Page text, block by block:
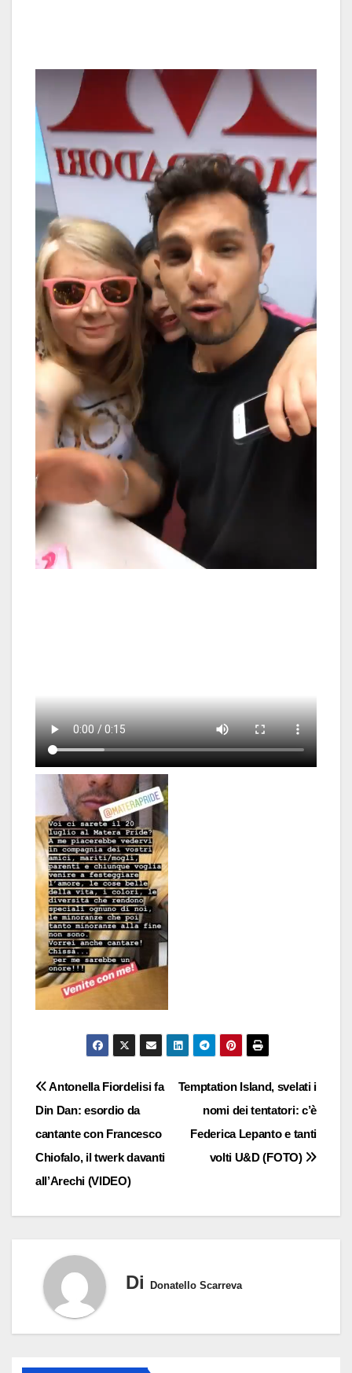
Navigazione
articoli
Temptation Island, svelati i
nomi dei tentatori: c’è
Federica Lepanto e tanti
volti U&D (FOTO)
Antonella Fiordelisi fa
Din Dan: esordio da
cantante con Francesco
Chiofalo, il twerk davanti
all’Arechi (VIDEO)
Di Donatello Scarreva